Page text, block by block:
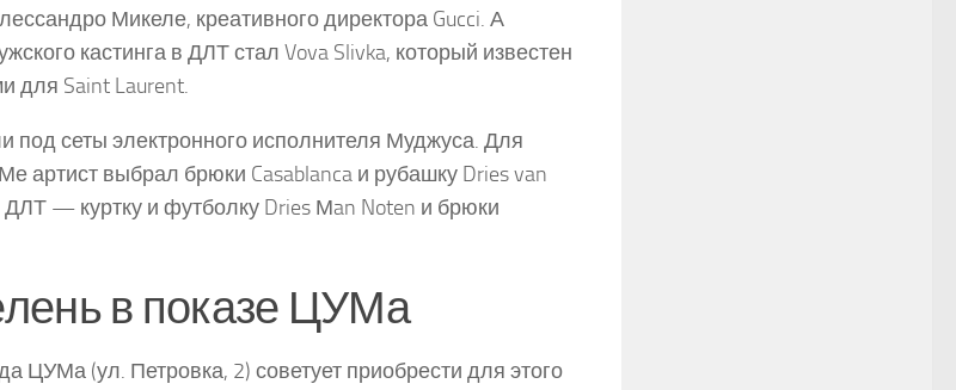
Микеле, креативного директора Gucci. А
кастинга в ДЛТ стал Vova Slivka, который известен
для Saint Laurent.
под сеты электронного исполнителя Муджуса. Для
артист выбрал брюки Casablanca и рубашку Dries van
ДЛТ — куртку и футболку Dries Мan Noten и брюки
в показе ЦУМа
ЦУМа (ул. Петровка, 2) советует приобрести для этого